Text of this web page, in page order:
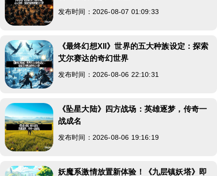
发布时间：2026-08-07 01:09:33
《最终幻想XII》世界的五大种族设定：探索
艾尔赛达的奇幻世界
发布时间：2026-08-06 22:10:31
《坠星大陆》四方战场：英雄逐梦，传奇一
战成名
发布时间：2026-08-06 19:16:19
妖魔系激情放置新体验！《九层镇妖塔》即